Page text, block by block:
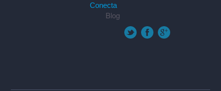
Conecta
Blog